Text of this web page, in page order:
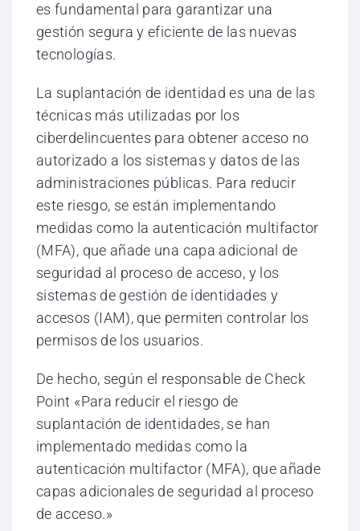
es fundamental para garantizar una
gestión segura y eficiente de las nuevas
tecnologías.
La suplantación de identidad es una de las
técnicas más utilizadas por los
ciberdelincuentes para obtener acceso no
autorizado a los sistemas y datos de las
administraciones públicas. Para reducir
este riesgo, se están implementando
medidas como la autenticación multifactor
(MFA), que añade una capa adicional de
seguridad al proceso de acceso, y los
sistemas de gestión de identidades y
accesos (IAM), que permiten controlar los
permisos de los usuarios.
De hecho, según el responsable de Check
Point «Para reducir el riesgo de
suplantación de identidades, se han
implementado medidas como la
autenticación multifactor (MFA), que añade
capas adicionales de seguridad al proceso
de acceso.»